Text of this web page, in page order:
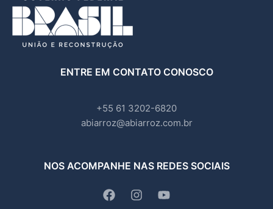
ENTRE EM CONTATO CONOSCO
+55 61 3202-6820
abiarroz@abiarroz.com.br
NOS ACOMPANHE NAS REDES SOCIAIS